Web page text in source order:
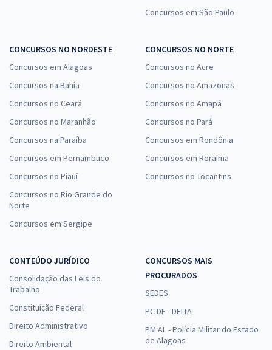
Concursos em São Paulo
CONCURSOS NO NORDESTE
Concursos em Alagoas
Concursos na Bahia
Concursos no Ceará
Concursos no Maranhão
Concursos na Paraíba
Concursos em Pernambuco
Concursos no Piauí
Concursos no Rio Grande do
Norte
Concursos em Sergipe
CONCURSOS NO NORTE
Concursos no Acre
Concursos no Amazonas
Concursos no Amapá
Concursos no Pará
Concursos em Rondônia
Concursos em Roraima
Concursos no Tocantins
CONTEÚDO JURÍDICO
Consolidação das Leis do
Trabalho
Constituição Federal
Direito Administrativo
Direito Ambiental
CONCURSOS MAIS
PROCURADOS
SEDES
PC DF - DELTA
PM AL - Polícia Militar do Estado
de Alagoas